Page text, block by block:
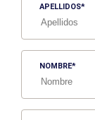
APELLIDOS
NOMBRE